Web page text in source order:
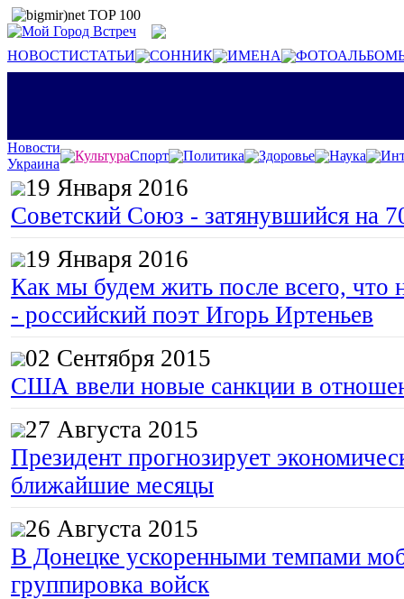
НОВОСТИСТАТЬИ СОННИК ИМЕНА
Новости
Украина
КультураСпорт Политика Здоровье Наука
19 Января 2016
Советский Союз - затянувшийся на
19 Января 2016
Как мы будем жить после всего, что
- российский поэт Игорь Иртеньев
02 Сентября 2015
США ввели новые санкции в
27 Августа 2015
Президент прогнозирует
ближайшие месяцы
26 Августа 2015
В Донецке ускоренными темпами
группировка войск